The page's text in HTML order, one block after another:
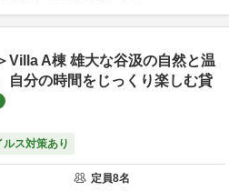
Villa A棟 雄大な谷汲の自然と温
自分の時間をじっくり楽しむ貸
ス対策あり
定員8名